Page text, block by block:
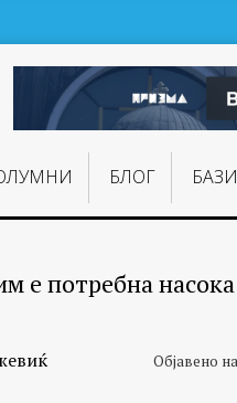
БЛОГ
е потребна
Објавено